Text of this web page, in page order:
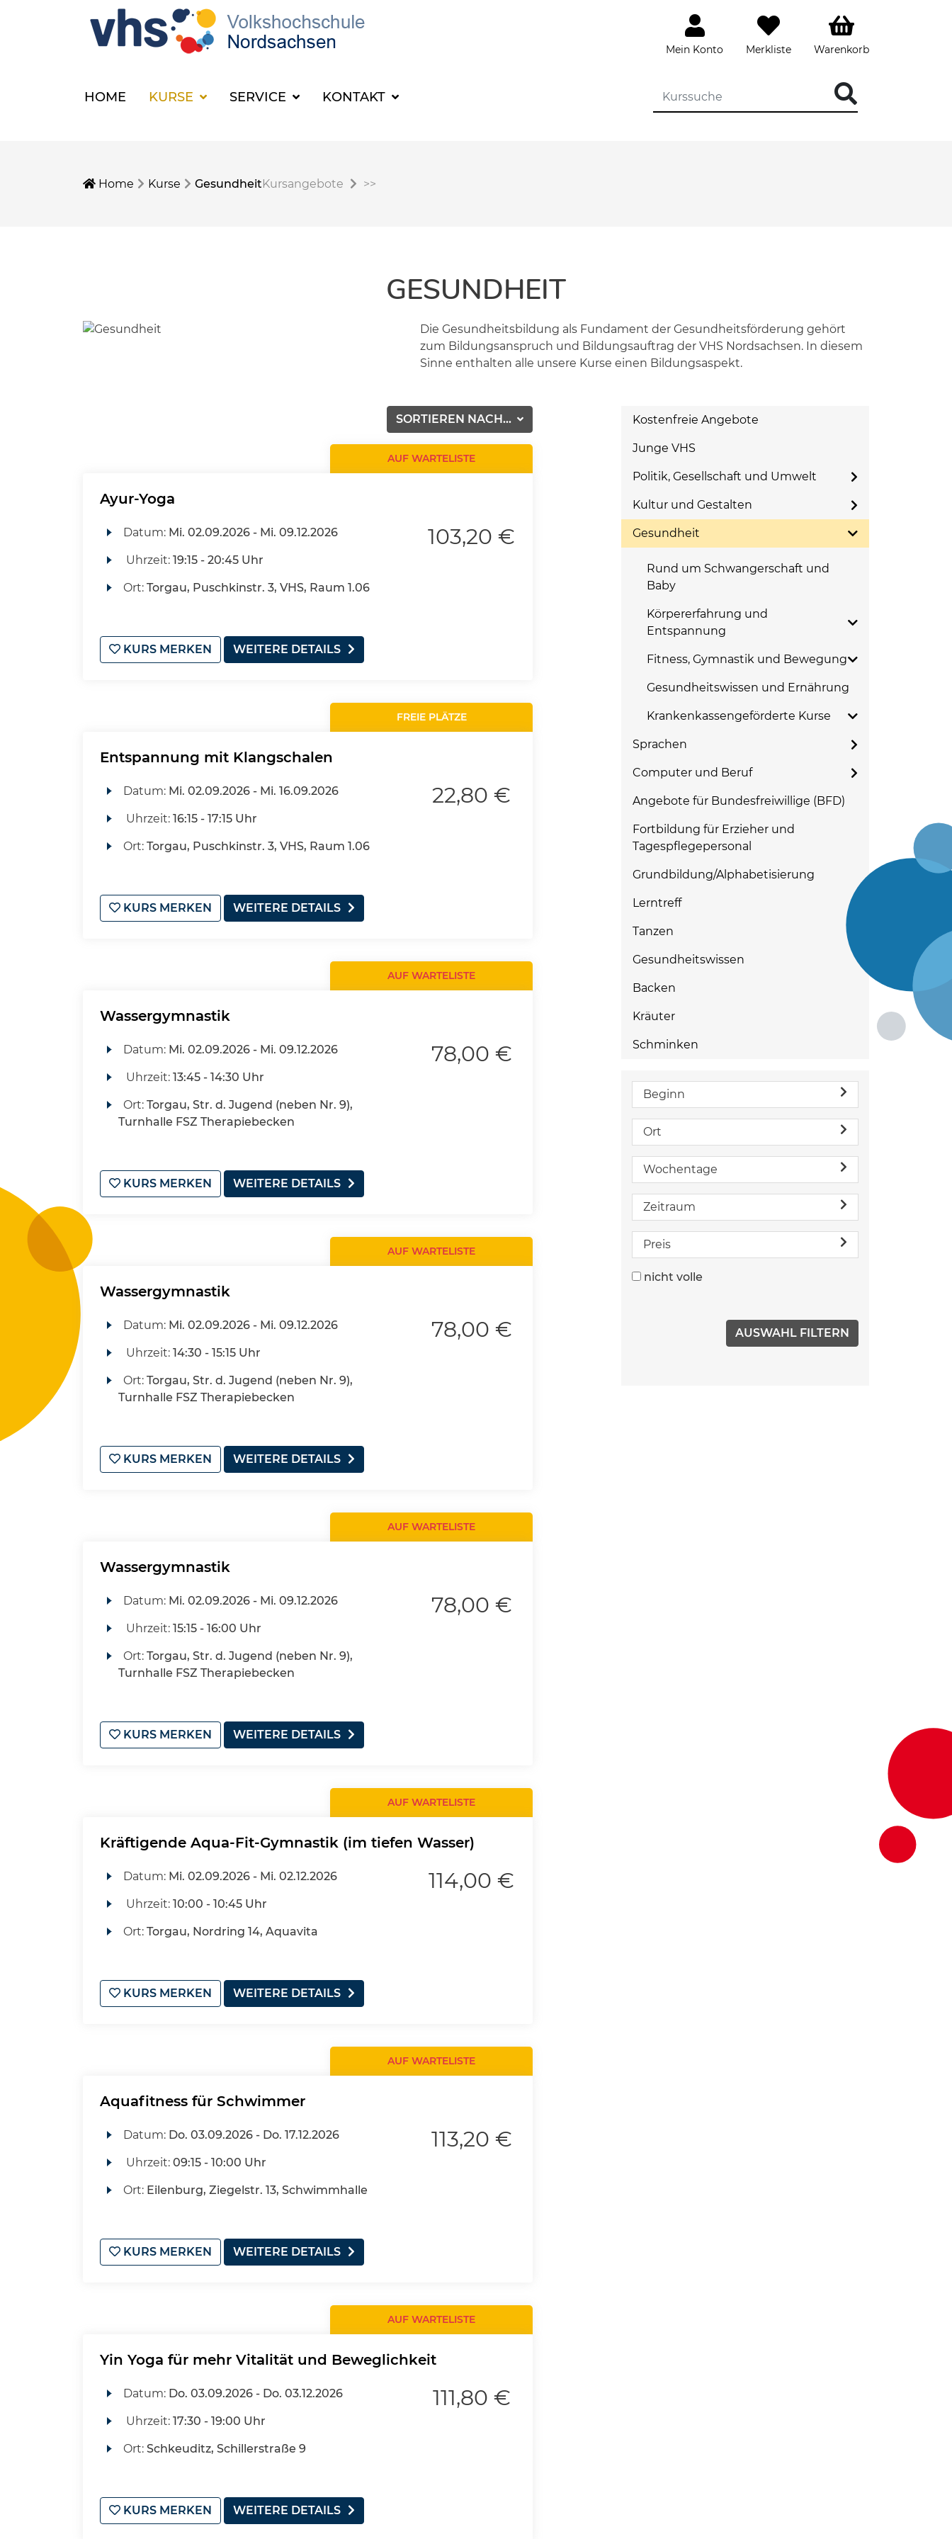
Mein Konto Merkliste Warenkorb
HOME KURSE SERVICE KONTAKT
Home Kurse GesundheitKursangebote >>
GESUNDHEIT
Die Gesundheitsbildung als Fundament der Gesundheitsförderung gehört
zum Bildungsanspruch und Bildungsauftrag der VHS Nordsachsen. In diesem
Sinne enthalten alle unsere Kurse einen Bildungsaspekt.
SORTIEREN NACH...
AUF WARTELISTE
Ayur-Yoga
Datum: Mi. 02.09.2026 - Mi. 09.12.2026
Uhrzeit: 19:15 - 20:45 Uhr
Ort: Torgau, Puschkinstr. 3, VHS, Raum 1.06
103,20 €
KURS MERKEN WEITERE DETAILS
FREIE PLÄTZE
Entspannung mit Klangschalen
Datum: Mi. 02.09.2026 - Mi. 16.09.2026
Uhrzeit: 16:15 - 17:15 Uhr
Ort: Torgau, Puschkinstr. 3, VHS, Raum 1.06
22,80 €
KURS MERKEN WEITERE DETAILS
AUF WARTELISTE
Wassergymnastik
Datum: Mi. 02.09.2026 - Mi. 09.12.2026
Uhrzeit: 13:45 - 14:30 Uhr
Ort: Torgau, Str. d. Jugend (neben Nr. 9),
Turnhalle FSZ Therapiebecken
78,00 €
KURS MERKEN WEITERE DETAILS
AUF WARTELISTE
Wassergymnastik
Datum: Mi. 02.09.2026 - Mi. 09.12.2026
Uhrzeit: 14:30 - 15:15 Uhr
Ort: Torgau, Str. d. Jugend (neben Nr. 9),
Turnhalle FSZ Therapiebecken
78,00 €
KURS MERKEN WEITERE DETAILS
AUF WARTELISTE
Wassergymnastik
Datum: Mi. 02.09.2026 - Mi. 09.12.2026
Uhrzeit: 15:15 - 16:00 Uhr
Ort: Torgau, Str. d. Jugend (neben Nr. 9),
Turnhalle FSZ Therapiebecken
78,00 €
KURS MERKEN WEITERE DETAILS
AUF WARTELISTE
Kräftigende Aqua-Fit-Gymnastik (im tiefen Wasser)
Datum: Mi. 02.09.2026 - Mi. 02.12.2026
Uhrzeit: 10:00 - 10:45 Uhr
Ort: Torgau, Nordring 14, Aquavita
114,00 €
KURS MERKEN WEITERE DETAILS
AUF WARTELISTE
Aquafitness für Schwimmer
Datum: Do. 03.09.2026 - Do. 17.12.2026
Uhrzeit: 09:15 - 10:00 Uhr
Ort: Eilenburg, Ziegelstr. 13, Schwimmhalle
113,20 €
KURS MERKEN WEITERE DETAILS
AUF WARTELISTE
Yin Yoga für mehr Vitalität und Beweglichkeit
Datum: Do. 03.09.2026 - Do. 03.12.2026
Uhrzeit: 17:30 - 19:00 Uhr
Ort: Schkeuditz, Schillerstraße 9
111,80 €
KURS MERKEN WEITERE DETAILS
Kostenfreie Angebote
Junge VHS
Politik, Gesellschaft und Umwelt
Kultur und Gestalten
Gesundheit
Rund um Schwangerschaft und
Baby
Körpererfahrung und
Entspannung
Fitness, Gymnastik und Bewegung
Gesundheitswissen und Ernährung
Krankenkassengeförderte Kurse
Sprachen
Computer und Beruf
Angebote für Bundesfreiwillige (BFD)
Fortbildung für Erzieher und
Tagespflegepersonal
Grundbildung/Alphabetisierung
Lerntreff
Tanzen
Gesundheitswissen
Backen
Kräuter
Schminken
Beginn
Ort
Wochentage
Zeitraum
Preis
nicht volle